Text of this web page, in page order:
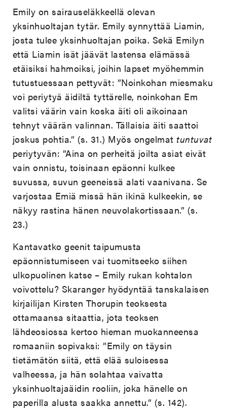
Emily on sairauseläkkeellä olevan
yksinhuoltajan tytär. Emily synnyttää Liamin,
josta tulee yksinhuoltajan poika. Sekä Emilyn
että Liamin isät jäävät lastensa elämässä
etäisiksi hahmoiksi, joihin lapset myöhemmin
tutustuessaan pettyvät: ”Noinkohan miesmaku
voi periytyä äidiltä tyttärelle, noinkohan Em
valitsi väärin vain koska äiti oli aikoinaan
tehnyt väärän valinnan. Tällaisia äiti saattoi
joskus pohtia.” (s. 31.) Myös ongelmat tuntuvat
periytyvän: ”Aina on perheitä joilta asiat eivät
vain onnistu, toisinaan epäonni kulkee
suvussa, suvun geeneissä alati vaanivana. Se
varjostaa Emiä missä hän ikinä kulkeekin, se
näkyy rastina hänen neuvolakortissaan.” (s.
23.)
Kantavatko geenit taipumusta
epäonnistumiseen vai tuomitseeko siihen
ulkopuolinen katse – Emily rukan kohtalon
voivottelu? Skaranger hyödyntää tanskalaisen
kirjailijan Kirsten Thorupin teoksesta
ottamaansa sitaattia, jota teoksen
lähdeosiossa kertoo hieman muokanneensa
romaaniin sopivaksi: ”Emily on täysin
tietämätön siitä, että elää suloisessa
valheessa, ja hän solahtaa vaivatta
yksinhuoltajaäidin rooliin, joka hänelle on
paperilla alusta saakka annettu.” (s. 142).